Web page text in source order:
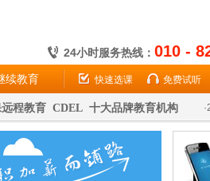
24小时服务热线： 010 -
续教育 快速选课 免费试听
远程教育 CDEL 十大品牌教育机构 ·
·